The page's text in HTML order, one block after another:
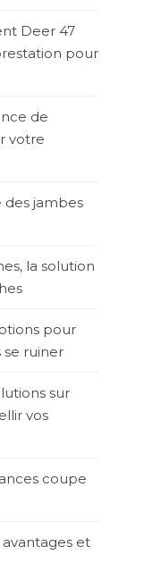
Deer 47
pour
de
votre
des jambes
la solution
pour
ruiner
sur
vos
coupe
et